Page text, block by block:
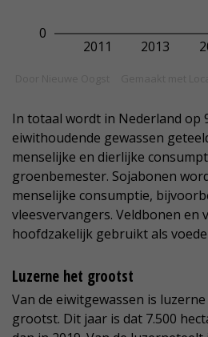
In totaal wordt in Nederland op
eiwithoudende gewassen
menselijke en dierlijke
groenbemester. Sojabonen
menselijke consumptie,
vleesvervangers. Veldbonen en
hoofdzakelijk gebruikt als
Luzerne het grootst
Van de eiwitgewassen is
grootst. Dit jaar is dat 7.500